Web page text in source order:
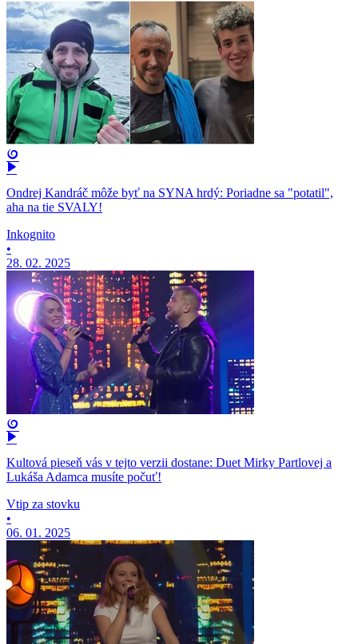
Ondrej Kandráč môže byť na SYNA hrdý: Poriadne sa "potatil",
aha na tie SVALY!
Inkognito
•
28. 02. 2025
Kultová pieseň vás v tejto verzii dostane: Duet Mirky Partlovej a
Lukáša Adamca musíte počuť!
Vtip za stovku
•
06. 01. 2025